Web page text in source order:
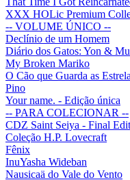
XXX HOLic Premium
-- VOLUME ÚNICO --
Declínio de um Homem
Diário dos Gatos: Yon & Mu
My Broken Mariko
O Cão que Guarda as
Pino
Your name. - Edição única
-- PARA COLECIONAR --
CDZ Saint Seiya - Final
Coleção H.P. Lovecraft
Fênix
InuYasha Wideban
Nausicaä do Vale do Vento